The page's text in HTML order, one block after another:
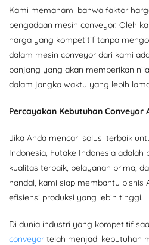
Kami memahami bahwa faktor
pengadaan mesin conveyor. Oleh
harga yang kompetitif tanpa
dalam mesin conveyor dari kami
panjang yang akan memberikan
dalam jangka waktu yang lebih
Percayakan Kebutuhan Conveyor
Jika Anda mencari solusi terbaik
Indonesia, Futake Indonesia
kualitas terbaik, pelayanan prima,
handal, kami siap membantu bisnis
efisiensi produksi yang lebih tinggi.
Di dunia industri yang kompetitif
conveyor telah menjadi kebutuhan